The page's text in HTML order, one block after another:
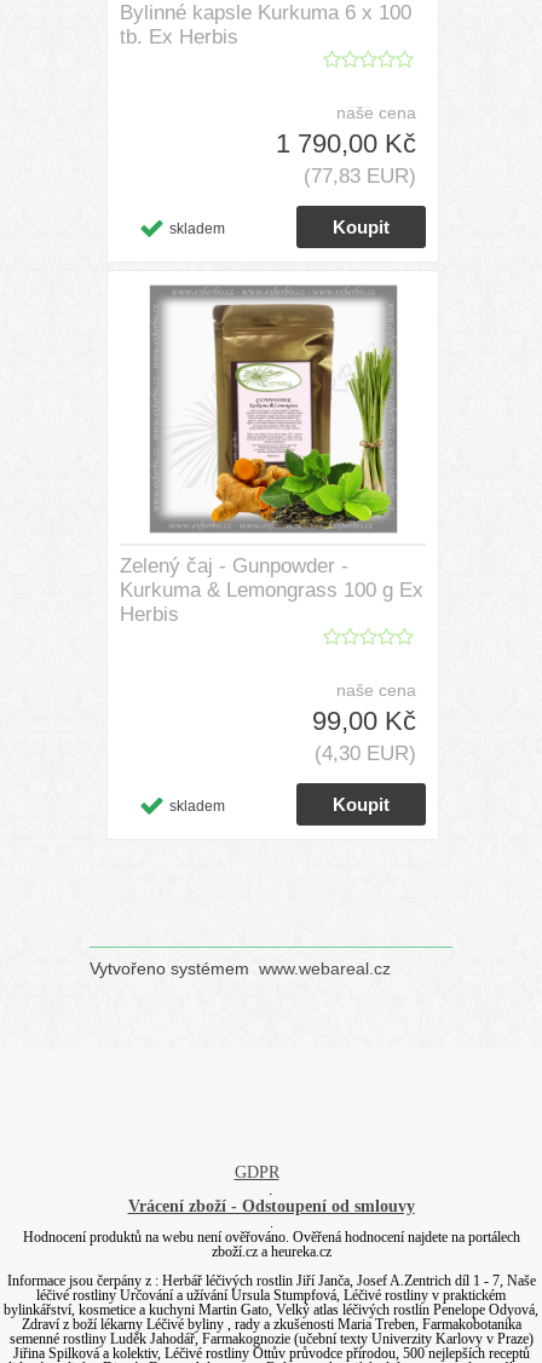
Bylinné kapsle Kurkuma 6 x 100
tb. Ex Herbis
naše cena
1 790,00 Kč
(77,83 EUR)
skladem
Zelený čaj - Gunpowder -
Kurkuma & Lemongrass 100 g Ex
Herbis
naše cena
99,00 Kč
(4,30 EUR)
skladem
Vytvořeno systémem www.webareal.cz
GDPR
.
Vrácení zboží - Odstoupení od smlouvy
.
Hodnocení produktů na webu není ověřováno. Ověřená hodnocení najdete na portálech
zboží.cz a heureka.cz
Informace jsou čerpány z : Herbář léčivých rostlin Jiří Janča, Josef A.Zentrich díl 1 - 7, Naše
léčivé rostliny Určování a užívání Ursula Stumpfová, Léčivé rostliny v praktickém
bylinkářství, kosmetice a kuchyni Martin Gato, Velký atlas léčivých rostlin Penelope Odyová,
Zdraví z boží lékarny Léčivé byliny , rady a zkušenosti Maria Treben, Farmakobotanika
semenné rostliny Luděk Jahodář, Farmakognozie (učební texty Univerzity Karlovy v Praze)
Jiřina Spilková a kolektiv, Léčivé rostliny Ottův průvodce přírodou, 500 nejlepších receptů